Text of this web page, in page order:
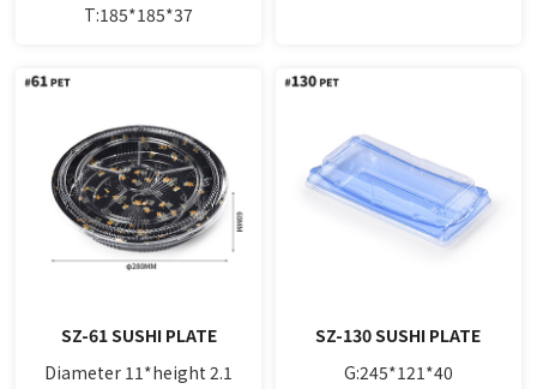
T:185*185*37
SZ-61 SUSHI PLATE
Diameter 11*height 2.1
SZ-130 SUSHI PLATE
G:245*121*40